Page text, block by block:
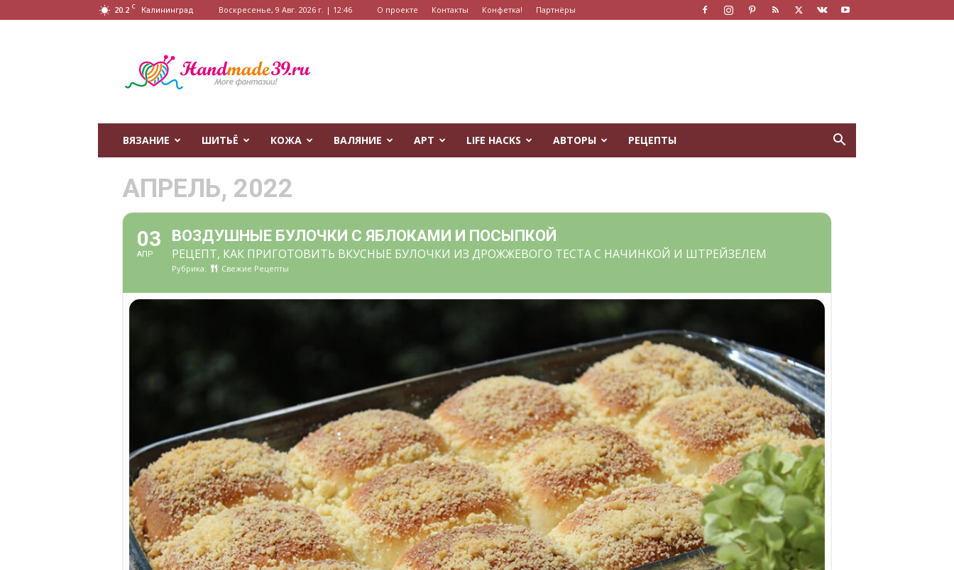
20.2 C Калининград Воскресенье, 9 Авг. 2026 г. | 12:46 О проекте Контакты Конфетка! Партнёры
ВЯЗАНИЕ ШИТЬЁ КОЖА ВАЛЯНИЕ АРТ LIFE HACKS АВТОРЫ РЕЦЕПТЫ
АПРЕЛЬ, 2022
03
АПР
ВОЗДУШНЫЕ БУЛОЧКИ С ЯБЛОКАМИ И ПОСЫПКОЙ
РЕЦЕПТ, КАК ПРИГОТОВИТЬ ВКУСНЫЕ БУЛОЧКИ ИЗ ДРОЖЖЕВОГО ТЕСТА С НАЧИНКОЙ И ШТРЕЙЗЕЛЕМ
Рубрика: Свежие Рецепты